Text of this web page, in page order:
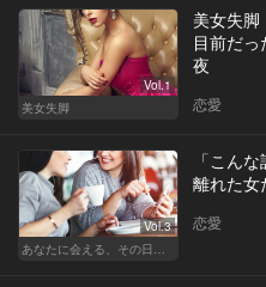
Vol.1
美女失脚
美女失
目前だ
夜
恋愛
Vol.3
あなたに会える、その日まで
「こん
離れた女
恋愛